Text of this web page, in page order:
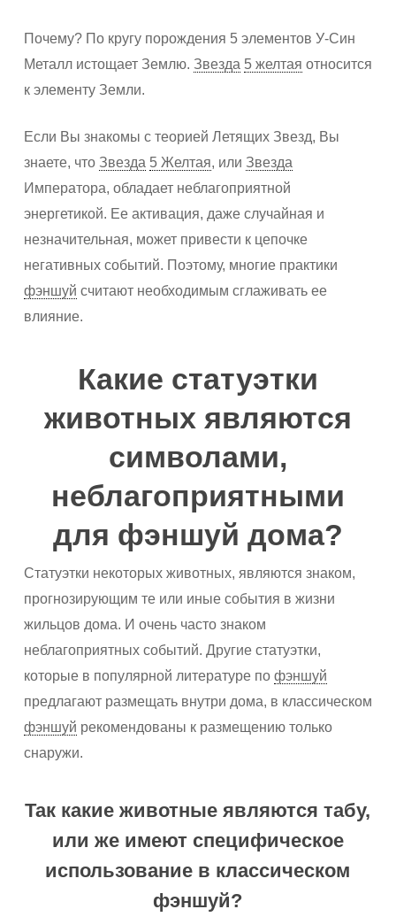
Почему? По кругу порождения 5 элементов У-Син
Металл истощает Землю. Звезда 5 желтая относится
к элементу Земли.
Если Вы знакомы с теорией Летящих Звезд, Вы
знаете, что Звезда 5 Желтая, или Звезда
Императора, обладает неблагоприятной
энергетикой. Ее активация, даже случайная и
незначительная, может привести к цепочке
негативных событий. Поэтому, многие практики
фэншуй считают необходимым сглаживать ее
влияние.
Какие статуэтки
животных являются
символами,
неблагоприятными
для фэншуй дома?
Статуэтки некоторых животных, являются знаком,
прогнозирующим те или иные события в жизни
жильцов дома. И очень часто знаком
неблагоприятных событий. Другие статуэтки,
которые в популярной литературе по фэншуй
предлагают размещать внутри дома, в классическом
фэншуй рекомендованы к размещению только
снаружи.
Так какие животные являются табу,
или же имеют специфическое
использование в классическом
фэншуй?